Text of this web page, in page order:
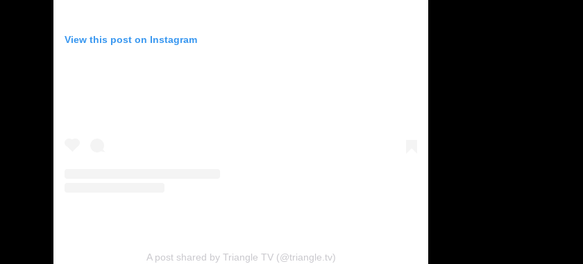
View this post on Instagram
A post shared by Triangle TV (@triangle.tv)